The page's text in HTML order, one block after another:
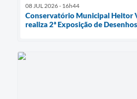
08 JUL 2026 - 16h44
Conservatório Municipal Heitor
realiza 2ª Exposição de